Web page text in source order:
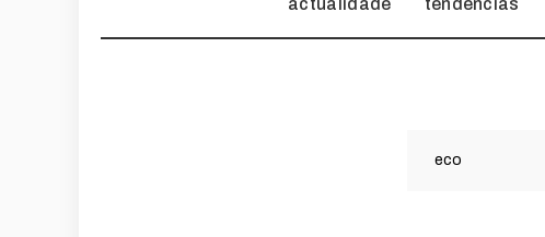
actualidade tendências